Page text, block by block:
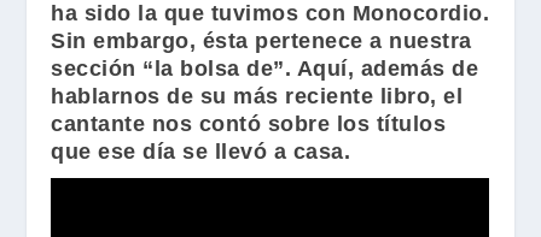
ha sido la que tuvimos con Monocordio.
Sin embargo, ésta pertenece a nuestra
sección “la bolsa de”. Aquí, además de
hablarnos de su más reciente libro, el
cantante nos contó sobre los títulos
que ese día se llevó a casa.